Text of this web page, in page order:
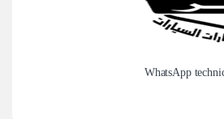
WhatsApp